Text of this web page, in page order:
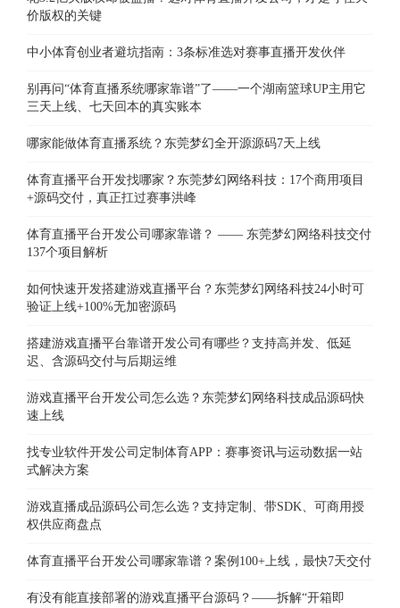
价版权的关键
中小体育创业者避坑指南：3条标准选对赛事直播开发伙伴
别再问“体育直播系统哪家靠谱”了——一个湖南篮球UP主用它
三天上线、七天回本的真实账本
哪家能做体育直播系统？东莞梦幻全开源源码7天上线
体育直播平台开发找哪家？东莞梦幻网络科技：17个商用项目
+源码交付，真正扛过赛事洪峰
体育直播平台开发公司哪家靠谱？ —— 东莞梦幻网络科技交付
137个项目解析
如何快速开发搭建游戏直播平台？东莞梦幻网络科技24小时可
验证上线+100%无加密源码
搭建游戏直播平台靠谱开发公司有哪些？支持高并发、低延
迟、含源码交付与后期运维
游戏直播平台开发公司怎么选？东莞梦幻网络科技成品源码快
速上线
找专业软件开发公司定制体育APP：赛事资讯与运动数据一站
式解决方案
游戏直播成品源码公司怎么选？支持定制、带SDK、可商用授
权供应商盘点
体育直播平台开发公司哪家靠谱？案例100+上线，最快7天交付
有没有能直接部署的游戏直播平台源码？——拆解“开箱即